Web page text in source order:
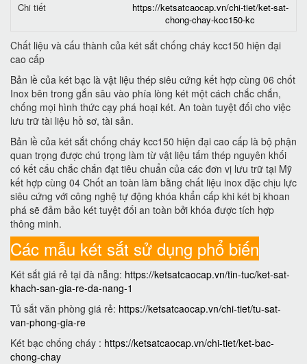
Chi tiết
https://ketsatcaocap.vn/chi-tiet/ket-sat-
chong-chay-kcc150-kc
Chất liệu và cấu thành của két sắt chống cháy kcc150 hiện đại
cao cấp
Bản lề của két bạc là vật liệu thép siêu cứng kết hợp cùng 06 chốt
Inox bên trong gắn sâu vào phía lòng két một cách chắc chắn,
chống mọi hình thức cạy phá hoại két. An toàn tuyệt đối cho việc
lưu trữ tài liệu hồ sơ, tài sản.
Bản lề của két sắt chống cháy kcc150 hiện đại cao cấp là bộ phận
quan trọng được chú trọng làm từ vật liệu tấm thép nguyên khối
có kết cấu chắc chắn đạt tiêu chuẩn của các đơn vị lưu trữ tại Mỹ
kết hợp cùng 04 Chốt an toàn làm bằng chất liệu inox đặc chịu lực
siêu cứng với công nghệ tự động khóa khẩn cấp khi két bị khoan
phá sẽ đảm bảo két tuyệt đối an toàn bởi khóa được tích hợp
thông minh.
Các mẫu két sắt sử dụng phổ biến
Két sắt giá rẻ tại đà nẵng: https://ketsatcaocap.vn/tin-tuc/ket-sat-
khach-san-gia-re-da-nang-1
Tủ sắt văn phòng giá rẻ: https://ketsatcaocap.vn/chi-tiet/tu-sat-
van-phong-gia-re
Két bạc chống cháy : https://ketsatcaocap.vn/chi-tiet/ket-bac-
chong-chay